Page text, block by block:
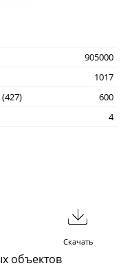
905000
1017
600
4
Скачать
объектов